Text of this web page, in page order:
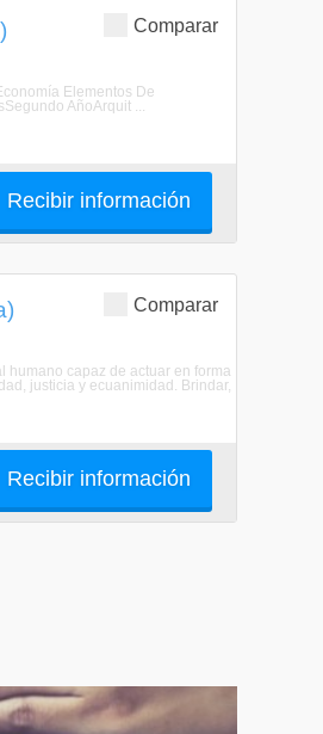
Comparar
Elementos De
AñoArquit ...
Recibir información
Comparar
capaz de actuar en forma
justicia y ecuanimidad. Brindar,
Recibir información